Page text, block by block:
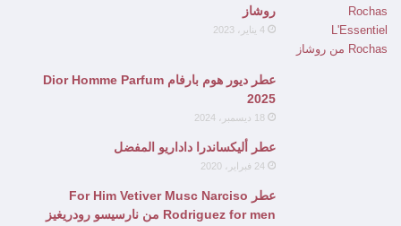
روشاز
4 يناير، 2023
عطر ديور هوم بارفام Dior Homme Parfum
2025
18 ديسمبر، 2024
عطر أليكساندرا داداريو المفضل
24 فبراير، 2020
عطر For Him Vetiver Musc Narciso
Rodriguez for men من نارسيسو رودريغيز